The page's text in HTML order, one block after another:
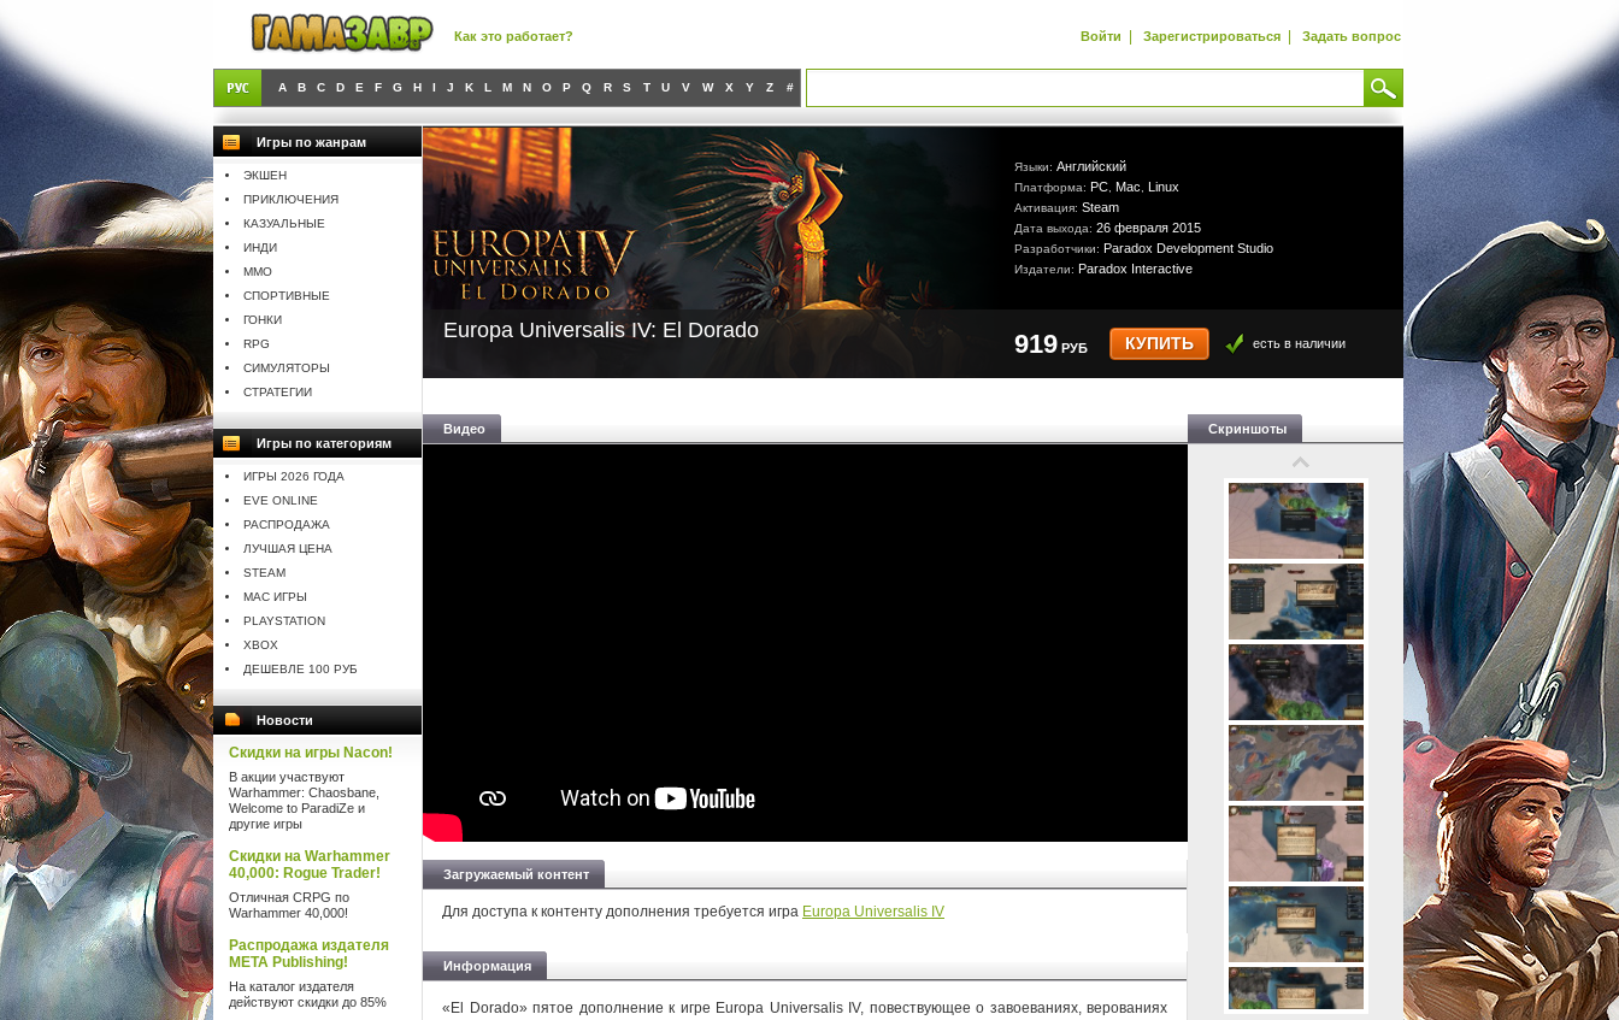
Как это работает? Войти | Зарегистрироваться | Задать вопрос
A B C D E F G H I J K L M N O P Q R S T U V W X Y Z #
Игры по жанрам
ЭКШЕН
ПРИКЛЮЧЕНИЯ
КАЗУАЛЬНЫЕ
ИНДИ
MMO
СПОРТИВНЫЕ
ГОНКИ
RPG
СИМУЛЯТОРЫ
СТРАТЕГИИ
Игры по категориям
ИГРЫ 2026 ГОДА
EVE ONLINE
РАСПРОДАЖА
ЛУЧШАЯ ЦЕНА
STEAM
MAC ИГРЫ
PLAYSTATION
XBOX
ДЕШЕВЛЕ 100 РУБ
Новости
Скидки на игры Nacon!
В акции участвуют
Warhammer: Chaosbane,
Welcome to ParadiZe и
другие игры
Скидки на Warhammer
40,000: Rogue Trader!
Отличная CRPG по
Warhammer 40,000!
Распродажа издателя
META Publishing!
На каталог издателя
действуют скидки до 85%
Языки: Английский
Платформа: PC Mac Linux
Активация: Steam
Дата выхода: 26 февраля 2015
Разработчики: Paradox Development Studio
Издатели: Paradox Interactive
Europa Universalis IV: El Dorado 919 РУБ КУПИТЬ есть в наличии
Видео
Загружаемый контент
Для доступа к контенту дополнения требуется игра Europa Universalis IV
Информация
«El Dorado» пятое дополнение к игре Europa Universalis IV, повествующее о завоеваниях, верованиях
Скриншоты